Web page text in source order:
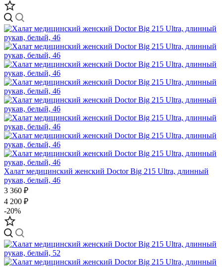
Халат медицинский женский Doctor Big 215 Ultra, длинный
рукав, белый, 46
3 360 ₽
4 200 ₽
-20%